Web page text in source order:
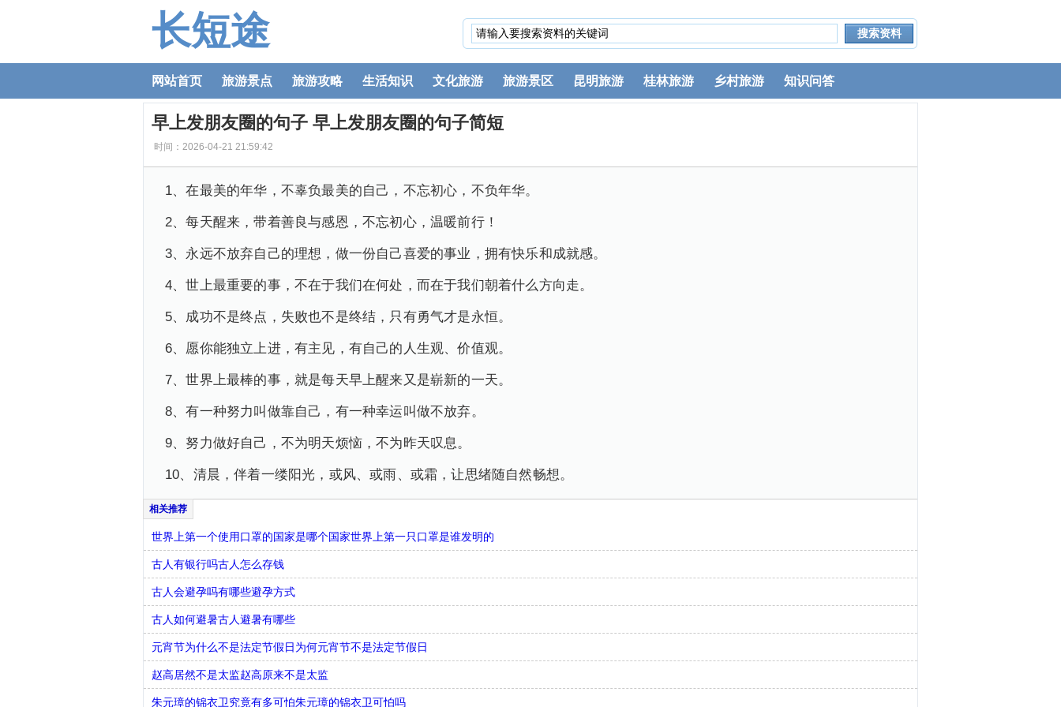
长短途
网站首页 旅游景点 旅游攻略 生活知识 文化旅游 旅游景区 昆明旅游 桂林旅游 乡村旅游 知识问答
早上发朋友圈的句子 早上发朋友圈的句子简短
时间：2026-04-21 21:59:42
1、在最美的年华，不辜负最美的自己，不忘初心，不负年华。
2、每天醒来，带着善良与感恩，不忘初心，温暖前行！
3、永远不放弃自己的理想，做一份自己喜爱的事业，拥有快乐和成就感。
4、世上最重要的事，不在于我们在何处，而在于我们朝着什么方向走。
5、成功不是终点，失败也不是终结，只有勇气才是永恒。
6、愿你能独立上进，有主见，有自己的人生观、价值观。
7、世界上最棒的事，就是每天早上醒来又是崭新的一天。
8、有一种努力叫做靠自己，有一种幸运叫做不放弃。
9、努力做好自己，不为明天烦恼，不为昨天叹息。
10、清晨，伴着一缕阳光，或风、或雨、或霜，让思绪随自然畅想。
世界上第一个使用口罩的国家是哪个国家世界上第一只口罩是谁发明的
古人有银行吗古人怎么存钱
古人会避孕吗有哪些避孕方式
古人如何避暑古人避暑有哪些
元宵节为什么不是法定节假日为何元宵节不是法定节假日
赵高居然不是太监赵高原来不是太监
朱元璋的锦衣卫究竟有多可怕朱元璋的锦衣卫可怕吗